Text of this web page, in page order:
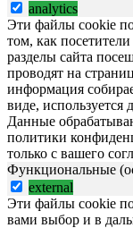
analytics
Эти файлы cookie
том, как
разделы сайта
проводят на
информация
виде, используется
Данные
политики
только с вашего
Функциональные
external
Эти файлы cookie
вами выбор и в